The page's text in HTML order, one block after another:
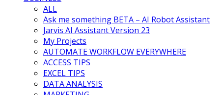
ALL
Ask me something BETA – AI Robot Assistant
Jarvis AI Assistant Version 23
My Projects
AUTOMATE WORKFLOW EVERYWHERE
ACCESS TIPS
EXCEL TIPS
DATA ANALYSIS